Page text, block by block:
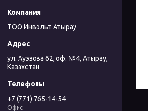
ТОО Инвольт Атырау
ул. Ауэзова 62, оф. №4, Атырау,
Казахстан
+7 (771) 765-14-54
Офис